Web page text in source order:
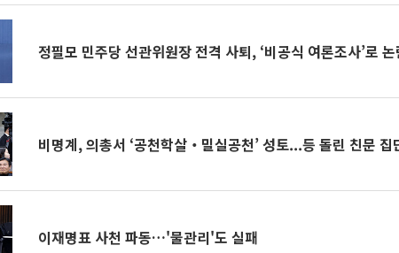
정필모 민주당 선관위원장 전격 사퇴, ‘비공식 여론조사’로 논
비명계, 의총서 ‘공천학살‧밀실공천’ 성토...등 돌린 친문 집
이재명표 사천 파동…'물관리'도 실패